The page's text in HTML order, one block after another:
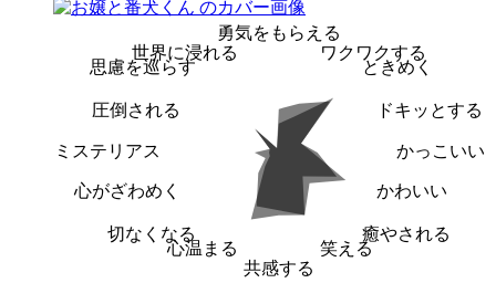
勇気をもらえる
ワクワクする
ときめく
ドキッとする
かっこいい
かわいい
癒やされる
笑える
共感する
心温まる
切なくなる
心がざわめく
ミステリアス
圧倒される
思慮を巡らす
世界に浸れる